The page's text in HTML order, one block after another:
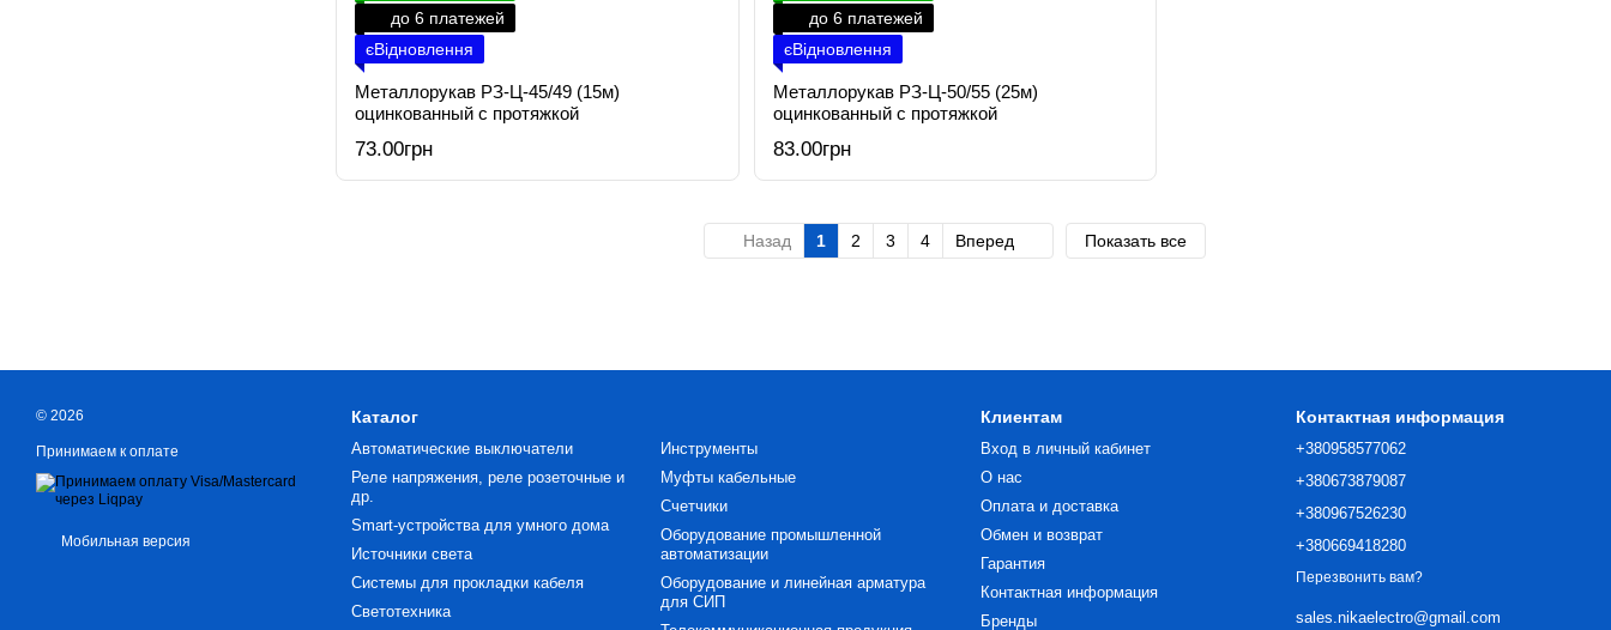
до 6 платежей
єВідновлення
Металлорукав РЗ-Ц-45/49 (15м)
оцинкованный с протяжкой
73.00грн
до 6 платежей
єВідновлення
Металлорукав РЗ-Ц-50/55 (25м)
оцинкованный с протяжкой
83.00грн
Назад 1 2 3 4 Вперед Показать все
© 2026
Принимаем к оплате
Мобильная версия
Каталог
Автоматические выключатели
Реле напряжения, реле розеточные и
др.
Smart-устройства для умного дома
Источники света
Системы для прокладки кабеля
Светотехника
Инструменты
Муфты кабельные
Счетчики
Оборудование промышленной
автоматизации
Оборудование и линейная арматура
для СИП
Клиентам
Вход в личный кабинет
О нас
Оплата и доставка
Обмен и возврат
Гарантия
Контактная информация
Бренды
Контактная информация
+380958577062
+380673879087
+380967526230
+380669418280
Перезвонить вам?
sales.nikaelectro@gmail.com